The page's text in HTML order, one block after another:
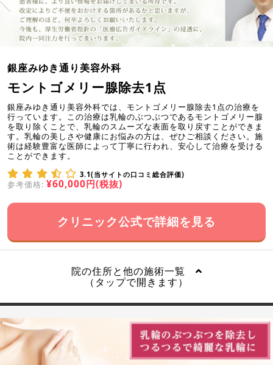
銀座みゆき通り美容外科
モントゴメリー腺除去1点
銀座みゆき通り美容外科では、モントゴメリー腺除去1点の治療を
行っています。この治療は乳輪のぶつぶつであるモントゴメリー腺
を取り除くことで、乳輪のスムーズな表面を取り戻すことができま
す。乳輪の美しさや健康にお悩みの方は、ぜひご相談ください。施
術は経験豊富な医師によって丁寧に行われ、安心して治療を受ける
ことができます。
3.1(当サイトの口コミ総合評価)
参考価格: ¥60,000円(税抜)
クリニック公式で詳細を見る
院の住所と他の施術一覧
（タップで開きます）